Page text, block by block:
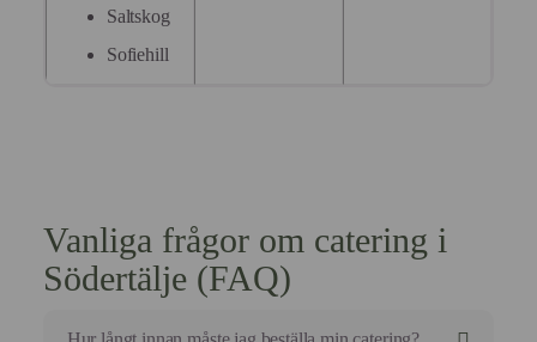
Saltskog
Sofiehill
Vanliga frågor om catering i
Södertälje (FAQ)